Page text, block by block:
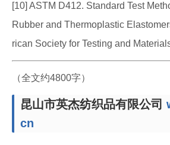
[10] ASTM D412. Standard Test
Rubber and Thermoplastic
rican Society for Testing and
（全文约4800字）
昆山市英杰纺织品有限公司
cn